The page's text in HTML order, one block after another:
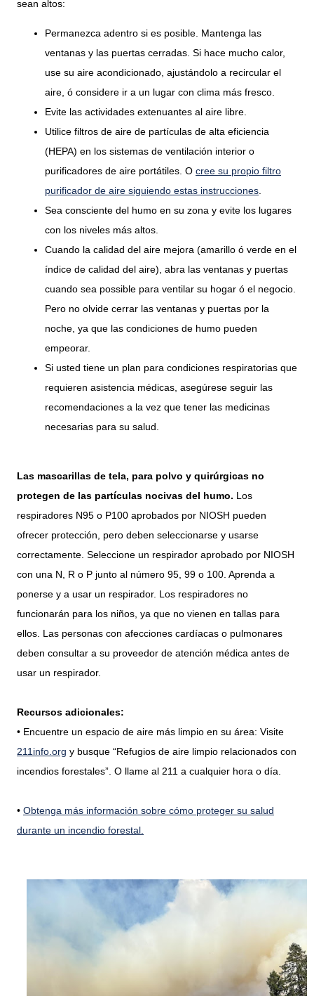
sean altos:
Permanezca adentro si es posible. Mantenga las
ventanas y las puertas cerradas. Si hace mucho calor,
use su aire acondicionado, ajustándolo a recircular el
aire, ó considere ir a un lugar con clima más fresco.
Evite las actividades extenuantes al aire libre.
Utilice filtros de aire de partículas de alta eficiencia
(HEPA) en los sistemas de ventilación interior o
purificadores de aire portátiles. O cree su propio filtro
purificador de aire siguiendo estas instrucciones
Sea consciente del humo en su zona y evite los lugares
con los niveles más altos.
Cuando la calidad del aire mejora (amarillo ó verde en el
índice de calidad del aire), abra las ventanas y puertas
cuando sea possible para ventilar su hogar ó el negocio.
Pero no olvide cerrar las ventanas y puertas por la
noche, ya que las condiciones de humo pueden
empeorar.
Si usted tiene un plan para condiciones respiratorias que
requieren asistencia médicas, asegúrese seguir las
recomendaciones a la vez que tener las medicinas
necesarias para su salud.
Las mascarillas de tela, para polvo y quirúrgicas no
protegen de las partículas nocivas del humo. Los
respiradores N95 o P100 aprobados por NIOSH pueden
ofrecer protección, pero deben seleccionarse y usarse
correctamente. Seleccione un respirador aprobado por NIOSH
con una N, R o P junto al número 95, 99 o 100. Aprenda a
ponerse y a usar un respirador. Los respiradores no
funcionarán para los niños, ya que no vienen en tallas para
ellos. Las personas con afecciones cardíacas o pulmonares
deben consultar a su proveedor de atención médica antes de
usar un respirador.
Recursos adicionales:
• Encuentre un espacio de aire más limpio en su área: Visite
211info.org y busque “Refugios de aire limpio relacionados con
incendios forestales”. O llame al 211 a cualquier hora o día.
• Obtenga más información sobre cómo proteger su salud
durante un incendio forestal.